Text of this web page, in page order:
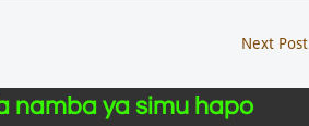
Next Post
namba ya simu hapo